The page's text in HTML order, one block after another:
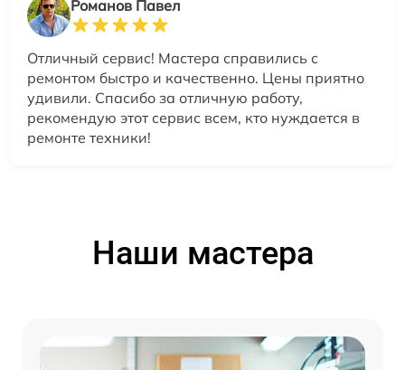
Романов Павел
Отличный сервис! Мастера справились с
ремонтом быстро и качественно. Цены приятно
удивили. Спасибо за отличную работу,
рекомендую этот сервис всем, кто нуждается в
ремонте техники!
Наши мастера